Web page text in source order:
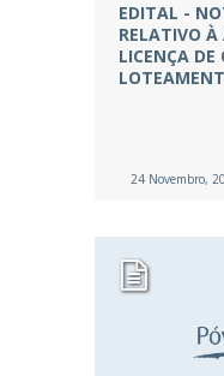
EDITAL -
RELATIVO
LICENÇA DE
24 Novembro,